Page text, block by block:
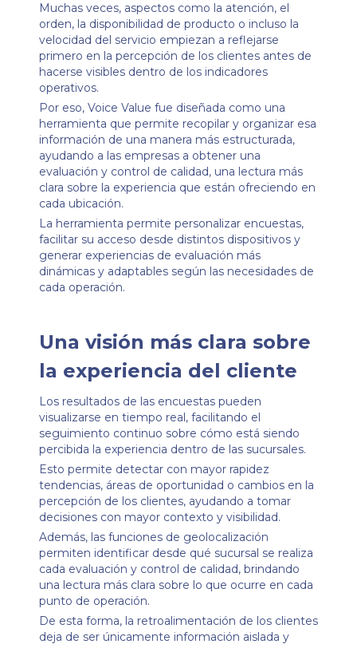
Muchas veces, aspectos como la atención, el
orden, la disponibilidad de producto o incluso la
velocidad del servicio empiezan a reflejarse
primero en la percepción de los clientes antes de
hacerse visibles dentro de los indicadores
operativos.
Por eso, Voice Value fue diseñada como una
herramienta que permite recopilar y organizar esa
información de una manera más estructurada,
ayudando a las empresas a obtener una
evaluación y control de calidad, una lectura más
clara sobre la experiencia que están ofreciendo en
cada ubicación.
La herramienta permite personalizar encuestas,
facilitar su acceso desde distintos dispositivos y
generar experiencias de evaluación más
dinámicas y adaptables según las necesidades de
cada operación.
Una visión más clara sobre
la experiencia del cliente
Los resultados de las encuestas pueden
visualizarse en tiempo real, facilitando el
seguimiento continuo sobre cómo está siendo
percibida la experiencia dentro de las sucursales.
Esto permite detectar con mayor rapidez
tendencias, áreas de oportunidad o cambios en la
percepción de los clientes, ayudando a tomar
decisiones con mayor contexto y visibilidad.
Además, las funciones de geolocalización
permiten identificar desde qué sucursal se realiza
cada evaluación y control de calidad, brindando
una lectura más clara sobre lo que ocurre en cada
punto de operación.
De esta forma, la retroalimentación de los clientes
deja de ser únicamente información aislada y